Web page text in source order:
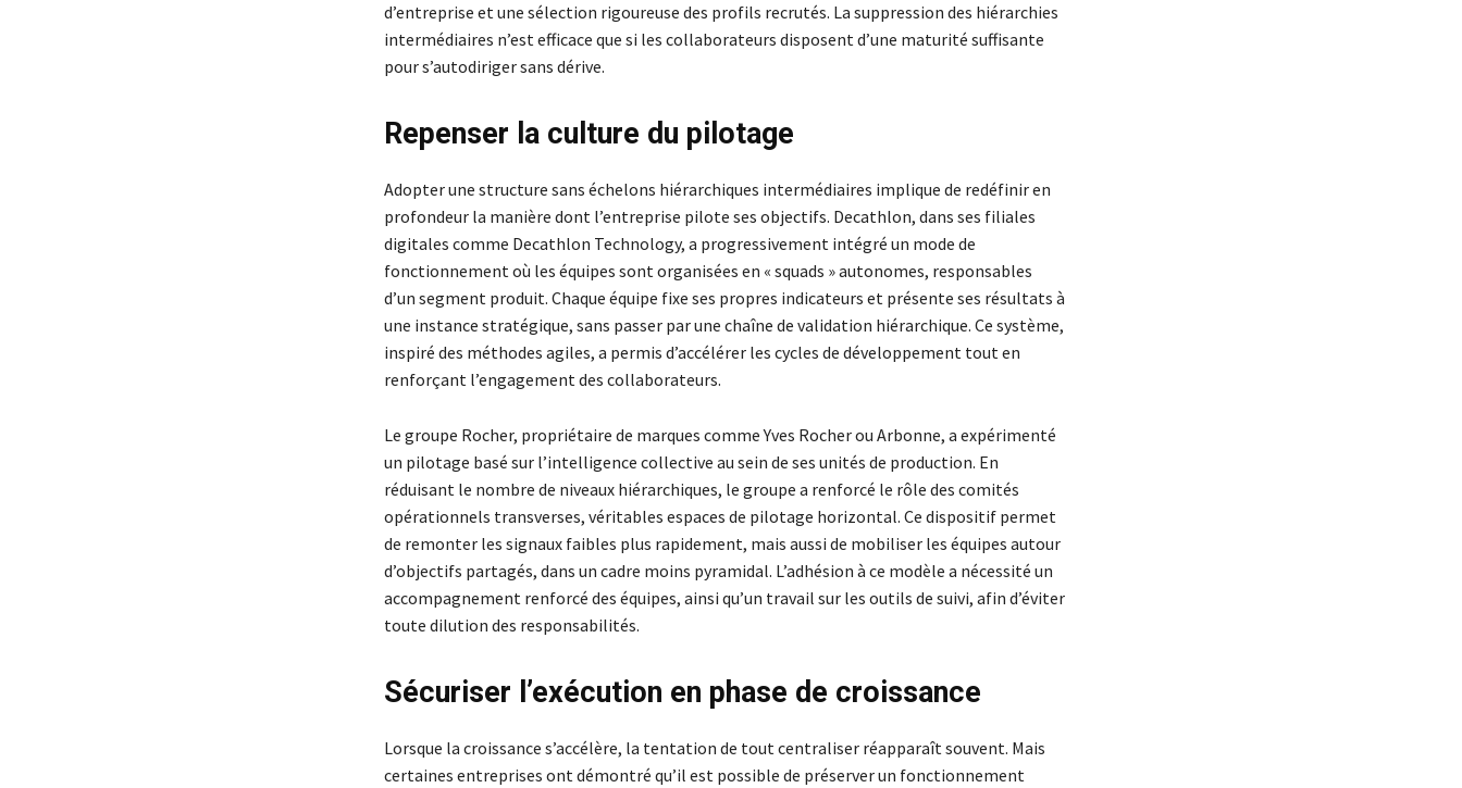
d’entreprise et une sélection rigoureuse des profils recrutés. La suppression des hiérarchies
intermédiaires n’est efficace que si les collaborateurs disposent d’une maturité suffisante
pour s’autodiriger sans dérive.
Repenser la culture du pilotage
Adopter une structure sans échelons hiérarchiques intermédiaires implique de redéfinir en
profondeur la manière dont l’entreprise pilote ses objectifs. Decathlon, dans ses filiales
digitales comme Decathlon Technology, a progressivement intégré un mode de
fonctionnement où les équipes sont organisées en « squads » autonomes, responsables
d’un segment produit. Chaque équipe fixe ses propres indicateurs et présente ses résultats à
une instance stratégique, sans passer par une chaîne de validation hiérarchique. Ce système,
inspiré des méthodes agiles, a permis d’accélérer les cycles de développement tout en
renforçant l’engagement des collaborateurs.
Le groupe Rocher, propriétaire de marques comme Yves Rocher ou Arbonne, a expérimenté
un pilotage basé sur l’intelligence collective au sein de ses unités de production. En
réduisant le nombre de niveaux hiérarchiques, le groupe a renforcé le rôle des comités
opérationnels transverses, véritables espaces de pilotage horizontal. Ce dispositif permet
de remonter les signaux faibles plus rapidement, mais aussi de mobiliser les équipes autour
d’objectifs partagés, dans un cadre moins pyramidal. L’adhésion à ce modèle a nécessité un
accompagnement renforcé des équipes, ainsi qu’un travail sur les outils de suivi, afin d’éviter
toute dilution des responsabilités.
Sécuriser l’exécution en phase de croissance
Lorsque la croissance s’accélère, la tentation de tout centraliser réapparaît souvent. Mais
certaines entreprises ont démontré qu’il est possible de préserver un fonctionnement